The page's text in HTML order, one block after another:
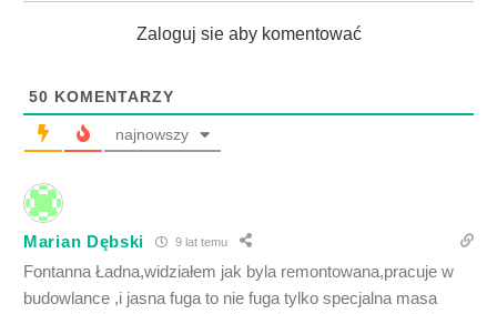
Zaloguj sie aby komentować
50 KOMENTARZY
najnowszy
Marian Dębski 9 lat temu
Fontanna Ładna,widziałem jak byla remontowana,pracuje w
budowlance ,i jasna fuga to nie fuga tylko specjalna masa